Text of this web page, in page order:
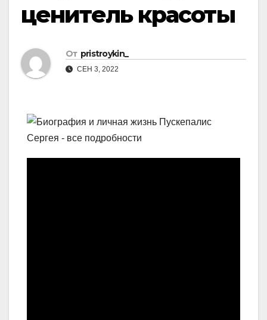
ценитель красоты
От pristroykin_
СЕН 3, 2022